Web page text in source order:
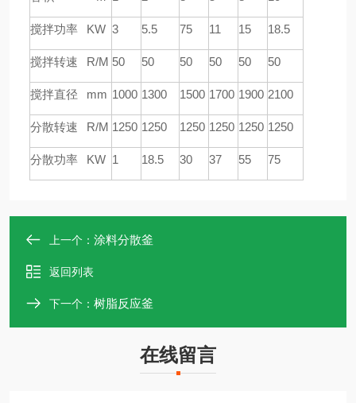
搅拌功率 KW 3 5.5 75 11 15 18.5
搅拌转速 R/M 50 50 50 50 50 50
搅拌直径 mm 1000 1300 1500 1700 1900 2100
分散转速 R/M 1250 1250 1250 1250 1250 1250
分散功率 KW 1 18.5 30 37 55 75
上一个： 涂料分散釜
返回列表
下一个： 树脂反应釜
在线留言